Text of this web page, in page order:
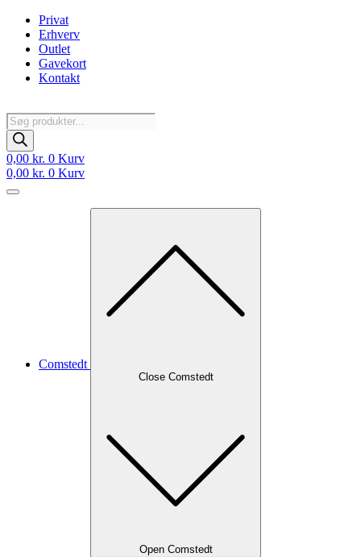
Videre
indhold
Privat
Erhverv
Outlet
Gavekort
Kontakt
Products
search
0,00 kr. 0 Kurv
0,00 kr. 0 Kurv
Comstedt
Close Comstedt
Open Comstedt